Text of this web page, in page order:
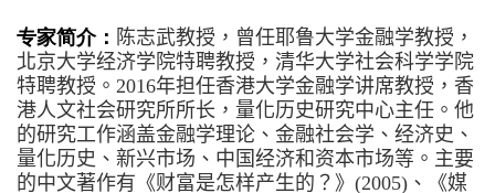
专家简介： 陈志武教授，曾任耶鲁大学金融学教授，
北京大学经济学院特聘教授，清华大学社会科学学院
特聘教授。2016年担任香港大学金融学讲席教授，香
港人文社会研究所所长，量化历史研究中心主任。他
的研究工作涵盖金融学理论、金融社会学、经济史、
量化历史、新兴市场、中国经济和资本市场等。主要
的中文著作有《财富是怎样产生的？》(2005)、《媒